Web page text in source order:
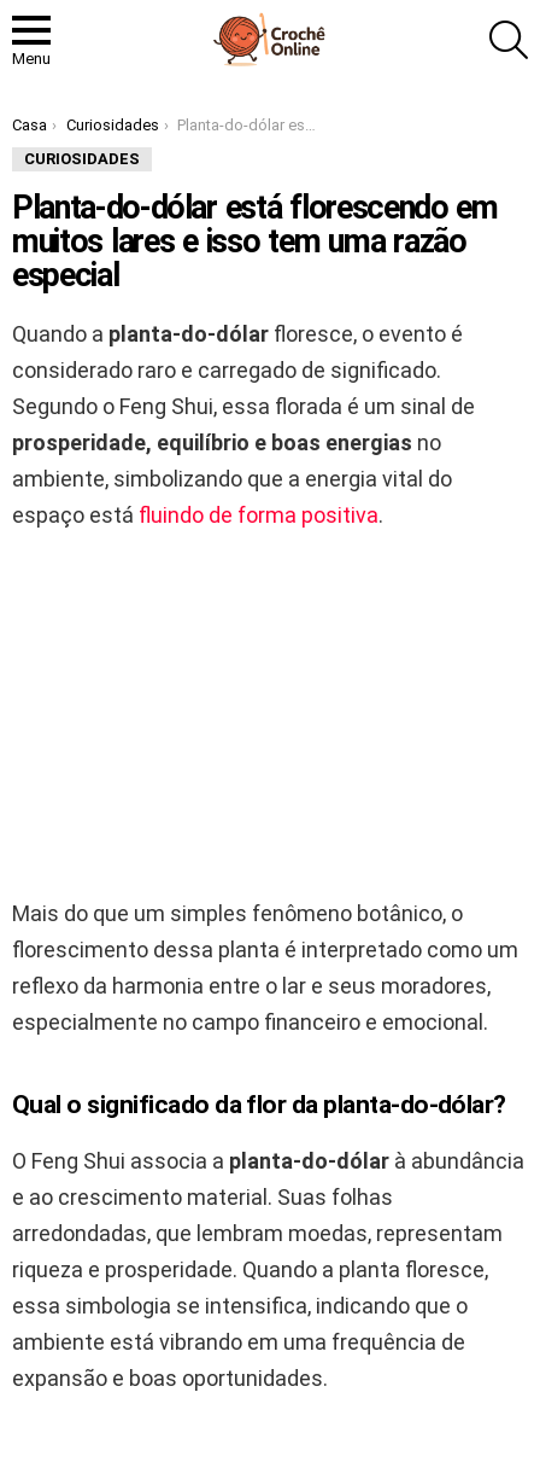
Menu
Você está aqui:
Casa Curiosidades
Planta-do-dólar está florescendo em muitos lares e isso tem uma razão especial
CURIOSIDADES
Planta-do-dólar está florescendo em
muitos lares e isso tem uma razão
especial
Quando a planta-do-dólar floresce, o evento é
considerado raro e carregado de significado.
Segundo o Feng Shui, essa florada é um sinal de
prosperidade, equilíbrio e boas energias no
ambiente, simbolizando que a energia vital do
espaço está fluindo de forma positiva.
Mais do que um simples fenômeno botânico, o
florescimento dessa planta é interpretado como um
reflexo da harmonia entre o lar e seus moradores,
especialmente no campo financeiro e emocional.
Qual o significado da flor da planta-do-dólar?
O Feng Shui associa a planta-do-dólar à abundância
e ao crescimento material. Suas folhas
arredondadas, que lembram moedas, representam
riqueza e prosperidade. Quando a planta floresce,
essa simbologia se intensifica, indicando que o
ambiente está vibrando em uma frequência de
expansão e boas oportunidades.